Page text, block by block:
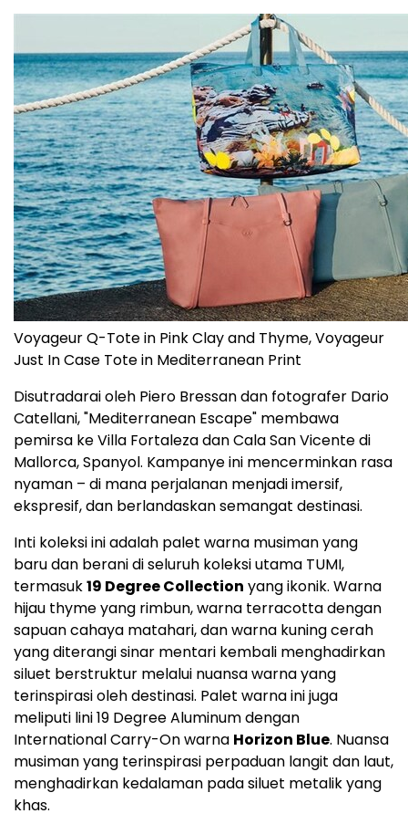
Voyageur Q-Tote in Pink Clay and Thyme, Voyageur
Just In Case Tote in Mediterranean Print
Disutradarai oleh Piero Bressan dan fotografer Dario
Catellani, "Mediterranean Escape" membawa
pemirsa ke Villa Fortaleza dan Cala San Vicente di
Mallorca, Spanyol. Kampanye ini mencerminkan rasa
nyaman – di mana perjalanan menjadi imersif,
ekspresif, dan berlandaskan semangat destinasi.
Inti koleksi ini adalah palet warna musiman yang
baru dan berani di seluruh koleksi utama TUMI,
termasuk19 Degree Collection yang ikonik. Warna
hijau thyme yang rimbun, warna terracotta dengan
sapuan cahaya matahari, dan warna kuning cerah
yang diterangi sinar mentari kembali menghadirkan
siluet berstruktur melalui nuansa warna yang
terinspirasi oleh destinasi. Palet warna ini juga
meliputi lini 19 Degree Aluminum dengan
International Carry-On warna Horizon Blue. Nuansa
musiman yang terinspirasi perpaduan langit dan laut,
menghadirkan kedalaman pada siluet metalik yang
khas.